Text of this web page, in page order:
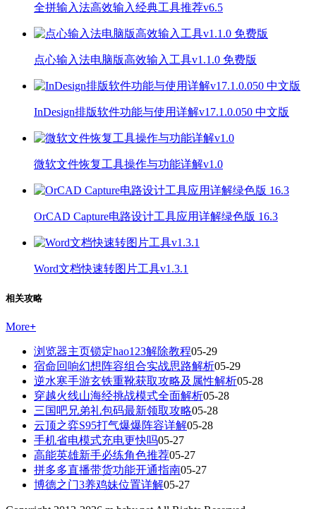
全拼输入法高效输入经典工具推荐v6.5
点心输入法电脑版高效输入工具v1.1.0 免费版
InDesign排版软件功能与使用详解v17.1.0.050 中文版
微软文件恢复工具操作与功能详解v1.0
OrCAD Capture电路设计工具应用详解绿色版 16.3
Word文档快速转图片工具v1.3.1
相关攻略
More+
浏览器主页锁定hao123解除教程05-29
宿命回响幻想阵容组合实战思路解析05-29
逆水寒手游玄铁重靴获取攻略及属性解析05-28
穿越火线山海经挑战模式全面解析05-28
三国吧兄弟礼包码最新领取攻略05-28
云顶之弈S95打气爆爆阵容详解05-28
手机省电模式充电更快吗05-27
高能英雄新手必练角色推荐05-27
拼多多直播带货功能开通指南05-27
博德之门3养鸡妹位置详解05-27